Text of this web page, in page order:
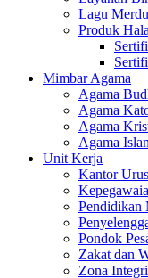
Lagu Merdu
Produk
Mimbar Agama
Agama
Agama
Agama
Agama
Unit Kerja
Kantor
Pendidikan
Pondok
Zakat dan
Zona